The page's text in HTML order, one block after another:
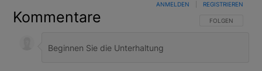
Kommentare FOLGE DIESER
FOLGEN
ANMELDEN REGISTRIEREN